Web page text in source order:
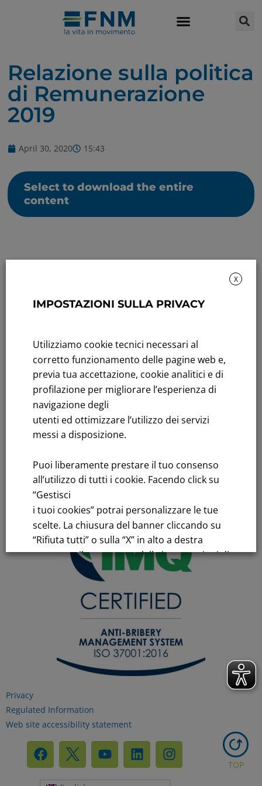
Relazione sulla politica
di Remunerazione
2019
April 30, 2020 15:43
Select to download the entire
content
Sustainability: Sustainability report
Tenders: All Tenders
FNM S.p.A.
Headquarters in Milan, Piazzale Cadorna, 14
fnm@legalmail.it
Share capital € 230,000,000.00 fully paid up
C.F.and VAT number 00776140154
C.C.I.AA. Milano – REA 28331
Privacy
Regulated Information
Web site accessibility statement
TOP
X
IMPOSTAZIONI SULLA PRIVACY
Utilizziamo cookie tecnici necessari al
corretto funzionamento delle pagine web e,
previa tua accettazione, cookie analitici e di
profilazione per migliorare l’esperienza di
navigazione degli
utenti ed ottimizzare l’utilizzo dei servizi
messi a disposizione.
Puoi liberamente prestare il tuo consenso
all’utilizzo di tutti i cookie. Facendo click su
“Gestisci
i tuoi cookies” potrai personalizzare le tue
scelte. La chiusura del banner cliccando su
“Rifiuta tutti” o sulla “X” in alto a destra
comporta il permanere delle impostazioni di
default e la continuazione della navigazione
in assenza di cookie o altri strumenti di
tracciamento diversi da quelli tecnici.
Per maggiori informazioni consulta la
Informativa sui dati personali e cookie
RIFIUTA TUTTI
GESTISCI I TUOI COOKIES